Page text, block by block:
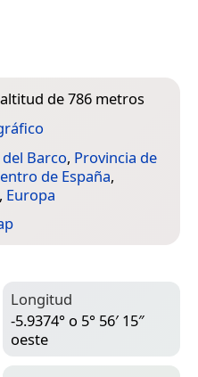
de 786 metros
Barco, Provincia de
de España,
, Europa
Longitud
-5.9374° o 5° 56′ 15″
oeste